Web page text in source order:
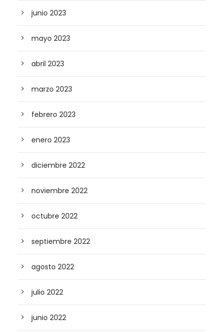
junio 2023
mayo 2023
abril 2023
marzo 2023
febrero 2023
enero 2023
diciembre 2022
noviembre 2022
octubre 2022
septiembre 2022
agosto 2022
julio 2022
junio 2022